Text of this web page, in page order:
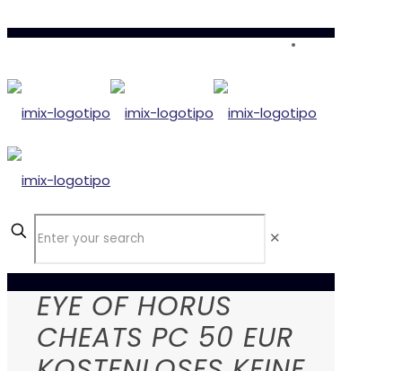
✕
EYE OF HORUS
CHEATS PC 50 EUR